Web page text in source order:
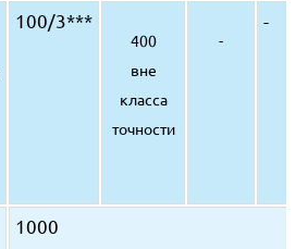
100/3***
400
вне
класса
точности
-
-
1000